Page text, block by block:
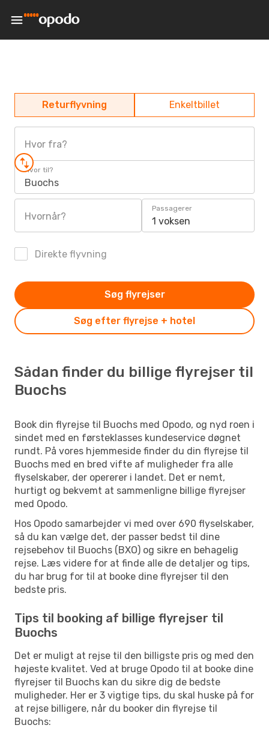
Returflyvning Enkeltbillet
Hvor fra?
Hvor til?
Buochs
Hvornår?
Passagerer
1 voksen
Direkte flyvning
Søg efter flyrejse + hotel
Søg flyrejser
Sådan finder du billige flyrejser til
Buochs
Book din flyrejse til Buochs med Opodo, og nyd roen i
sindet med en førsteklasses kundeservice døgnet
rundt. På vores hjemmeside finder du din flyrejse til
Buochs med en bred vifte af muligheder fra alle
flyselskaber, der opererer i landet. Det er nemt,
hurtigt og bekvemt at sammenligne billige flyrejser
med Opodo.
Hos Opodo samarbejder vi med over 690 flyselskaber,
så du kan vælge det, der passer bedst til dine
rejsebehov til Buochs (BXO) og sikre en behagelig
rejse. Læs videre for at finde alle de detaljer og tips,
du har brug for til at booke dine flyrejser til den
bedste pris.
Tips til booking af billige flyrejser til
Buochs
Det er muligt at rejse til den billigste pris og med den
højeste kvalitet. Ved at bruge Opodo til at booke dine
flyrejser til Buochs kan du sikre dig de bedste
muligheder. Her er 3 vigtige tips, du skal huske på for
at rejse billigere, når du booker din flyrejse til
Buochs: